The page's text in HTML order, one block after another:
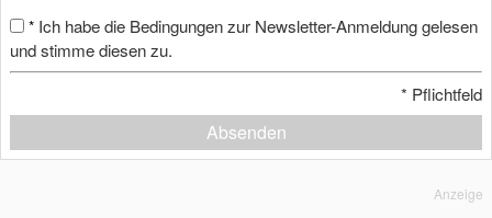
* Ich habe die Bedingungen zur Newsletter-Anmeldung gelesen
und stimme diesen zu.
* Pflichtfeld
Absenden
Anzeige